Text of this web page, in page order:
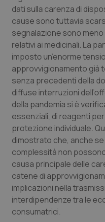
dati sulla carenza di
cause sono tuttavia
segnalazione sono
relativi ai medicinali. La
imposto un’enorme
approvvigionamento già
senza precedenti della
diffuse interruzioni
della pandemia si è
essenziali, di reagenti
protezione individuale.
dimostrato che, anche
complessità non
causa principale delle
catene di
implicazioni nella
interdipendenze tra le
consumatrici.